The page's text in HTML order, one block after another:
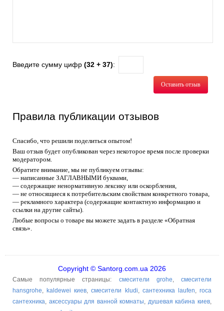
Введите сумму цифр (32 + 37):
Оставить отзыв
Правила публикации отзывов
Спасибо, что решили поделиться опытом!
Ваш отзыв будет опубликован через некоторое время после проверки
модератором.
Обратите внимание, мы не публикуем отзывы:
— написанные ЗАГЛАВНЫМИ буквами,
— содержащие ненормативную лексику или оскорбления,
— не относящиеся к потребительским свойствам конкретного товара,
— рекламного характера (содержащие контактную информацию и
ссылки на другие сайты).
Любые вопросы о товаре вы можете задать в разделе «Обратная
связь».
Copyright © Santorg.com.ua 2026
Самые популярные страницы: смесители grohe,смесители
hansgrohe, kaldewei киев,смесители kludi, сантехника laufen,roca
сантехника, аксессуары для ванной комнаты, душевая кабина киев,